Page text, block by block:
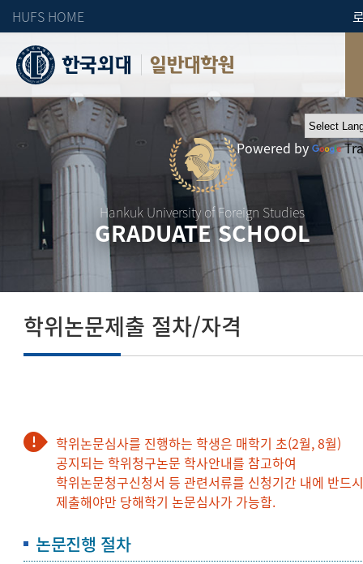
HUFS HOME
일반대학원
Hankuk University of Foreign Studies
GRADUATE SCHOOL
Powered by
학위논문제출 절차/자격
학위논문심사를 진행하는 학생은 매학기 초(2월, 8월)
공지되는 학위청구논문 학사안내를 참고하여
학위논문청구신청서 등 관련서류를 신청기간 내에 반드
제출해야만 당해학기 논문심사가 가능함.
논문진행 절차